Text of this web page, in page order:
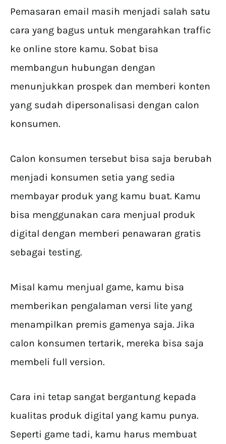
Pemasaran email masih menjadi salah satu
cara yang bagus untuk mengarahkan traffic
ke online store kamu. Sobat bisa
membangun hubungan dengan
menunjukkan prospek dan memberi konten
yang sudah dipersonalisasi dengan calon
konsumen.
Calon konsumen tersebut bisa saja berubah
menjadi konsumen setia yang sedia
membayar produk yang kamu buat. Kamu
bisa menggunakan cara menjual produk
digital dengan memberi penawaran gratis
sebagai testing.
Misal kamu menjual game, kamu bisa
memberikan pengalaman versi lite yang
menampilkan premis gamenya saja. Jika
calon konsumen tertarik, mereka bisa saja
membeli full version.
Cara ini tetap sangat bergantung kepada
kualitas produk digital yang kamu punya.
Seperti game tadi, kamu harus membuat